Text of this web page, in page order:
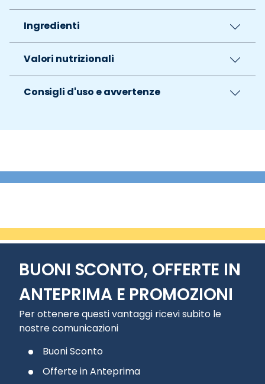
Ingredienti
Valori nutrizionali
Consigli d'uso e avvertenze
BUONI SCONTO, OFFERTE IN
ANTEPRIMA E PROMOZIONI
Per ottenere questi vantaggi ricevi subito le
nostre comunicazioni
Buoni Sconto
Offerte in Anteprima